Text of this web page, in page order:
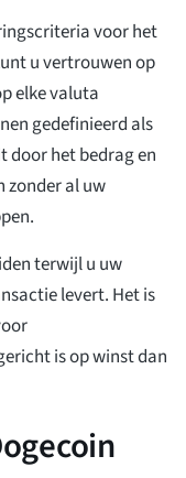
voor het
u vertrouwen op
elke valuta
gedefinieerd als
door het bedrag en
zonder al uw
terwijl u uw
levert. Het is
is op winst dan